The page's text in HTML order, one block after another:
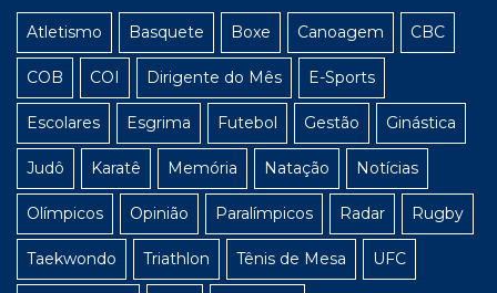
Atletismo Basquete Boxe Canoagem CBC
COB COI Dirigente do Mês E-Sports
Escolares Esgrima Futebol Gestão Ginástica
Judô Karatê Memória Natação Notícias
Olímpicos Opinião Paralímpicos Radar Rugby
Taekwondo Triathlon Tênis de Mesa UFC